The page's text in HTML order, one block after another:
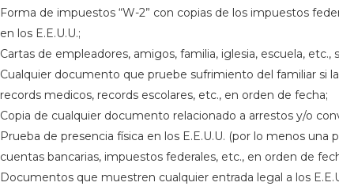
Forma de impuestos “W-2” con copias de los impuestos
en los E.E.U.U.;
Cartas de empleadores, amigos, familia, iglesia, escuela,
Cualquier documento que pruebe sufrimiento del familiar si
records medicos, records escolares, etc., en orden de fecha;
Copia de cualquier documento relacionado a arrestos y/o
Prueba de presencia física en los E.E.U.U. (por lo menos
cuentas bancarias, impuestos federales, etc., en orden de
Documentos que muestren cualquier entrada legal a los